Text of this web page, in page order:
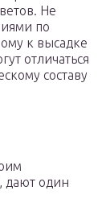
Не
по
к высадке
отличаться
составу
дают один